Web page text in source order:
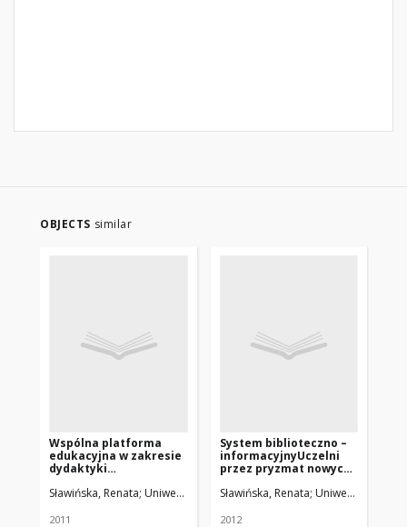
OBJECTS similar
Wspólna platforma
edukacyjna w zakresie
dydaktyki
bibliotek uczelni
Sławińska, Renata Uniwersytet Medyczny w Łodzi
2011
System biblioteczno –
informacyjnyUczelni
przez pryzmat nowych
Sławińska, Renata Uniwersytet
2012